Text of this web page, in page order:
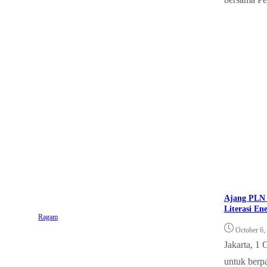
Ragam
Ajang PLN
Literasi
October 6,
Jakarta, 1
untuk